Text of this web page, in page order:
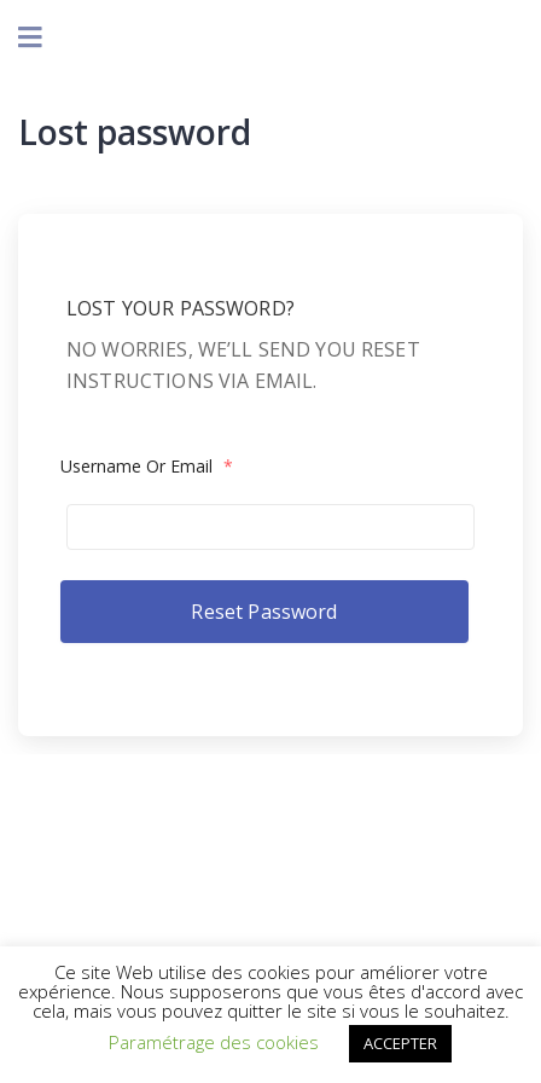
Lost password
LOST YOUR PASSWORD?
NO WORRIES, WE’LL SEND YOU RESET
INSTRUCTIONS VIA EMAIL.
Username Or Email *
Ce site Web utilise des cookies pour améliorer votre
expérience. Nous supposerons que vous êtes d'accord avec
cela, mais vous pouvez quitter le site si vous le souhaitez.
Paramétrage des cookies
ACCEPTER